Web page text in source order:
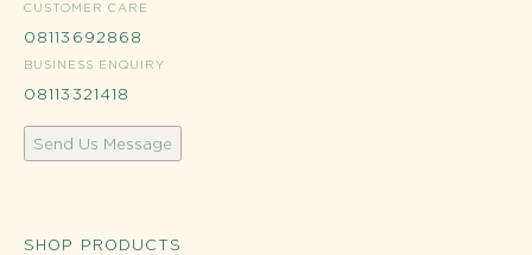
CUSTOMER CARE
08113692868
BUSINESS ENQUIRY
08113321418
Send Us Message
SHOP PRODUCTS